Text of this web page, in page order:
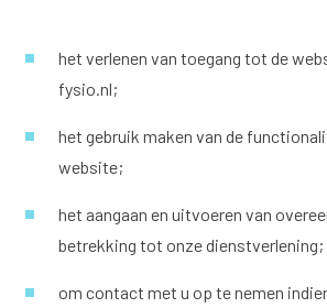
het verlenen van toegang tot de
fysio.nl;
het gebruik maken van de
website;
het aangaan en uitvoeren van
betrekking tot onze dienstverlening;
om contact met u op te nemen